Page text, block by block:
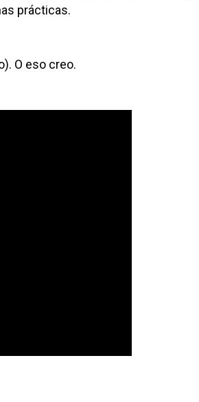
prácticas.
O eso creo.